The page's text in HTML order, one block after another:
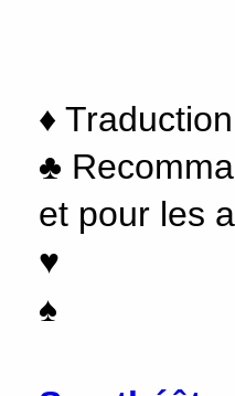
♦
♣
et pour les
♥
♠